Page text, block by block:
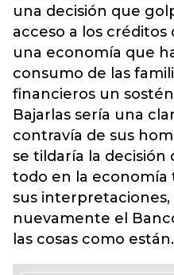
una decisión que
acceso a los
una economía que
consumo de las
financieros un
Bajarlas sería una
contravía de sus
se tildaría la decisión
todo en la economía
sus interpretaciones,
nuevamente el
las cosas como están.